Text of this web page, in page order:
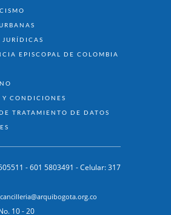
JURÍDICAS
EPISCOPAL DE COLOMBIA
Y CONDICIONES
TRATAMIENTO DE DATOS
- 601 5803491 - Celular: 317
10 - 20